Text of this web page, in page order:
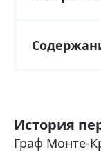
История
Граф Монте-